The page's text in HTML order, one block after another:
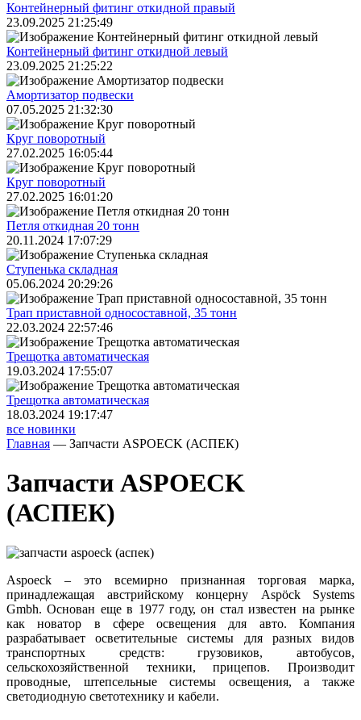
Контейнерный фитинг откидной правый
23.09.2025 21:25:49
Контейнерный фитинг откидной левый
23.09.2025 21:25:22
Амортизатор подвески
07.05.2025 21:32:30
Круг поворотный
27.02.2025 16:05:44
Круг поворотный
27.02.2025 16:01:20
Петля откидная 20 тонн
20.11.2024 17:07:29
Ступенька складная
05.06.2024 20:29:26
Трап приставной односоставной, 35 тонн
22.03.2024 22:57:46
Трещoтка автоматическая
19.03.2024 17:55:07
Трещoтка автоматическая
18.03.2024 19:17:47
все новинки
Главная — Запчасти ASPOECK (АСПЕК)
Запчасти ASPOECK
(АСПЕК)
Aspoeck – это всемирно признанная торговая марка,
принадлежащая австрийскому концерну Aspöck Systems
Gmbh. Основан еще в 1977 году, он стал известен на рынке
как новатор в сфере освещения для авто. Компания
разрабатывает осветительные системы для разных видов
транспортных средств: грузовиков, автобусов,
сельскохозяйственной техники, прицепов. Производит
проводные, штепсельные системы освещения, а также
светодиодную светотехнику и кабели.